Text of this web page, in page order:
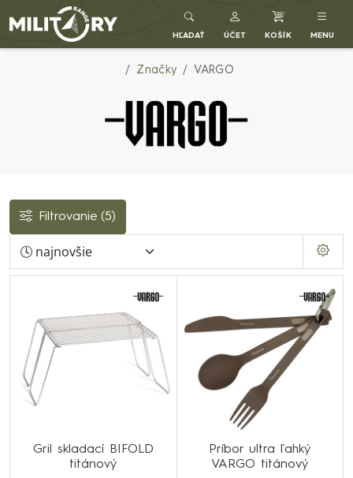
Army shop MILITARY RANGE SK
HĽADAŤ ÚČET KOŠÍK MENU
Značky VARGO
Filtrovanie (5)
Gril skladací BIFOLD
titánový
Príbor ultra ľahký
VARGO titánový